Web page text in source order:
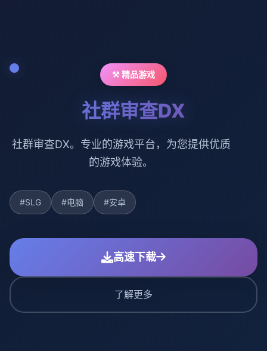
⚒️ 精品游戏
社群审查DX
社群审查DX。专业的游戏平台，为您提供优质
的游戏体验。
#SLG #电脑 #安卓
高速下载
了解更多